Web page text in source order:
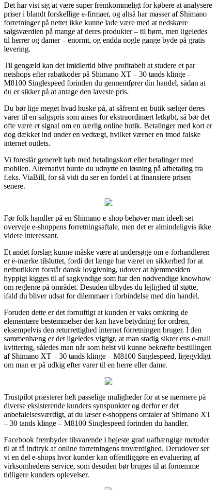
Det har vist sig at være super fremkommeligt for købere at analysere
priser i blandt forskellige e-firmaer, og altså har masser af Shimano
forretninger på nettet ikke kunne lade være med at nedskære
salgsværdien på mange af deres produkter – til børn, men ligeledes
til herrer og damer – enormt, og endda nogle gange byde på gratis
levering.
Til gengæld kan det imidlertid blive profitabelt at studere et par
netshops efter rabatkoder på Shimano XT – 30 tands klinge –
M8100 Singlespeed forinden du gennemfører din handel, sådan at
du er sikker på at antage den laveste pris.
Du bør lige meget hvad huske på, at såfremt en butik sælger deres
varer til en salgspris som anses for ekstraordinært letkøbt, så bør det
ofte være et signal om en uærlig online butik. Betalinger med kort er
dog dækket ind under en vedtægt, hvilket værner en imod falske
internet outlets.
Vi foreslår generelt køb med betalingskort eller betalinger med
mobilen. Alternativt burde du udnytte en løsning på afbetaling fra
f.eks. ViaBill, for så vidt du ser en fordel i at finansiere prisen
senere.
Før folk handler på en Shimano e-shop behøver man ideelt set
overveje e-shoppens forretningsaftale, men det er almindeligvis ikke
videre interessant.
Et andet forslag kunne måske være at undersøge om e-forhandleren
er e-mærke tilsluttet, fordi det længe har været en sikkerhed for at
netbutikken forstår dansk lovgivning, udover at hjemmesiden
hyppigt kigges til af sagkyndige som har den nødvendige knowhow
om reglerne på området. Desuden tilbydes du lejlighed til støtte,
ifald du bliver udsat for dilemmaer i forbindelse med din handel.
Foruden dette er det fornuftigt at kunden er vaks omkring de
elementære bestemmelser der kan have betydning for ordren,
eksempelvis den returrettighed internet forretningen bruger. I den
sammenhæng er det ligeledes vigtigt, at man stadig sikrer ens e-mail
kvittering, således man når som helst vil kunne bekræfte bestillingen
af Shimano XT – 30 tands klinge – M8100 Singlespeed, ligegyldigt
om man er på udkig efter varer til en herre eller dame.
Trustpilot præsterer helt passelige muligheder for at se nærmere på
diverse eksisterende kunders synspunkter og derfor er det
anbefalelsesværdigt, at du læser e-shoppens omtaler af Shimano XT
– 30 tands klinge – M8100 Singlespeed forinden du handler.
Facebook frembyder tilsvarende i højeste grad uafhængige metoder
til at få indtryk af online forretningens troværdighed. Derudover ser
vi en del e-shops hvor kunder kan offentliggøre en evaluering af
virksomhedens service, som desuden bør bruges til at fornemme
tidligere kunders oplevelser.